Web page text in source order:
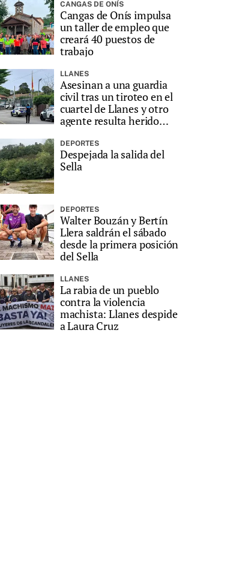
CANGAS DE ONÍS
Cangas de Onís impulsa
un taller de empleo que
creará 40 puestos de
trabajo
LLANES
Asesinan a una guardia
civil tras un tiroteo en el
cuartel de Llanes y otro
agente resulta herido
DEPORTES
Despejada la salida del
Sella
DEPORTES
Walter Bouzán y Bertín
Llera saldrán el sábado
desde la primera posición
del Sella
LLANES
La rabia de un pueblo
contra la violencia
machista: Llanes despide
a Laura Cruz